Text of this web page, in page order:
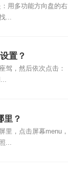
用多功能方向盘的右
...
置？
驾，然后依次点击：
里？
里，点击屏幕menu，
...